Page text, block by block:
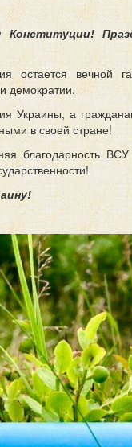
остается вечной
демократии.
Украины, а
в своей стране!
благодарность